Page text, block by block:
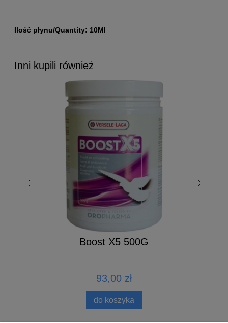
Ilość płynu/Quantity: 10Ml
Inni kupili również
Boost X5 500G
93,00 zł
do koszyka